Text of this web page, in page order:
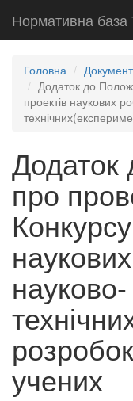
Нормативна
Головна
Додаток до
проектів наукових
про
науково-
учених